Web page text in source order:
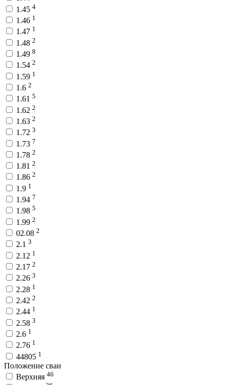
1.45 4
1.46 1
1.47 1
1.48 2
1.49 8
1.54 2
1.59 1
1.6 2
1.61 5
1.62 2
1.63 2
1.72 3
1.73 7
1.78 2
1.81 2
1.86 2
1.9 1
1.94 7
1.98 5
1.99 2
02.08 2
2.1 3
2.12 1
2.17 2
2.26 3
2.28 1
2.42 2
2.44 1
2.58 3
2.6 1
2.76 1
44805 1
Положение сваи
Верхняя 46